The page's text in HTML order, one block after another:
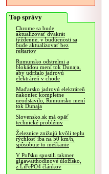
Top správy
Chrome sa bude
aktualizovať dvakrát
týždenne, v budúcnosti sa
bude aktualizovať bez
reštartov
Rumunsko odstrelmi a
blokádou mení tok Dunaja,
aby udržalo jadrovú
elektráreň v chode
Maďarsko jadrovú elektráreň
nakoniec kompletne
neodstavilo, Rumunsko mení
tok Dunaja
Slovensko.sk má opäť
technické problémy
Železnice znižujú kvôli teplu
rýchlosť iba na 50 km/h,
spôsobuje to meškanie
V Poľsku spustili takmer
gigawatthodinové úložisko,
z LiFePO4 článkov